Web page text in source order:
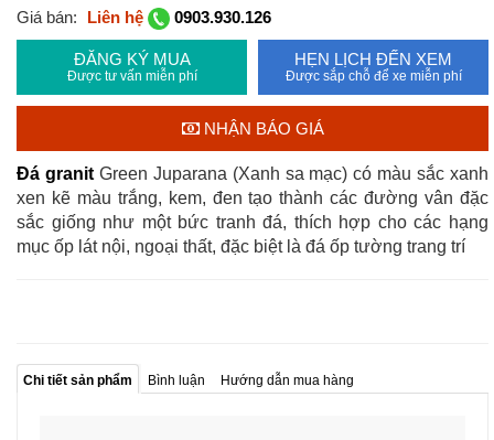
Giá bán:
Liên hệ 0903.930.126
ĐĂNG KÝ MUA
Được tư vấn miễn phí
HẸN LỊCH ĐẾN XEM
Được sắp chỗ để xe miễn phí
NHẬN BÁO GIÁ
Đá granitGreen Juparana (Xanh sa mạc) có màu sắc xanh
xen kẽ màu trắng, kem, đen tạo thành các đường vân đặc
sắc giống như một bức tranh đá, thích hợp cho các hạng
mục ốp lát nội, ngoại thất, đặc biệt là đá ốp tường trang trí
Chi tiết sản phẩm Bình luận Hướng dẫn mua hàng